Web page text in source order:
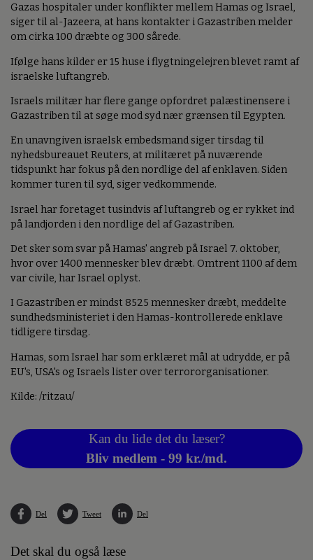
Gazas hospitaler under konflikter mellem Hamas og Israel,
siger til al-Jazeera, at hans kontakter i Gazastriben melder
om cirka 100 dræbte og 300 sårede.
Ifølge hans kilder er 15 huse i flygtningelejren blevet ramt af
israelske luftangreb.
Israels militær har flere gange opfordret palæstinensere i
Gazastriben til at søge mod syd nær grænsen til Egypten.
En unavngiven israelsk embedsmand siger tirsdag til
nyhedsbureauet Reuters, at militæret på nuværende
tidspunkt har fokus på den nordlige del af enklaven. Siden
kommer turen til syd, siger vedkommende.
Israel har foretaget tusindvis af luftangreb og er rykket ind
på landjorden i den nordlige del af Gazastriben.
Det sker som svar på Hamas' angreb på Israel 7. oktober,
hvor over 1400 mennesker blev dræbt. Omtrent 1100 af dem
var civile, har Israel oplyst.
I Gazastriben er mindst 8525 mennesker dræbt, meddelte
sundhedsministeriet i den Hamas-kontrollerede enklave
tidligere tirsdag.
Hamas, som Israel har som erklæret mål at udrydde, er på
EU's, USA's og Israels lister over terrororganisationer.
Kilde: /ritzau/
Kan du lide det du læser?
Bliv medlem - 99 kr./md.
Del Tweet Del
Det skal du også læse